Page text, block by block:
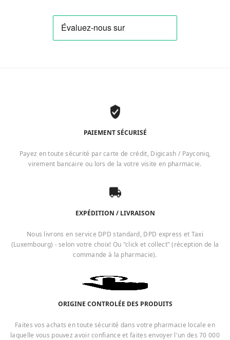
PAIEMENT SÉCURISÉ
Payez en toute sécurité par carte de crédit, Digicash / Payconiq,
virement bancaire ou lors de la votre visite en pharmacie.
EXPÉDITION / LIVRAISON
Nous livrons en service DPD standard, DPD express et Taxi
(Luxembourg) - selon votre choix! Ou "click et collect" (réception de la
commande à la pharmacie).
ORIGINE CONTROLÉE DES PRODUITS
Faites vos achats en toute sécurité dans votre pharmacie locale en
laquelle vous pouvez avoir confiance et faites envoyer l'un des 70 000